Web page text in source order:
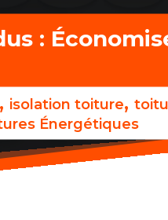
:
, isolation toiture,
Énergétiques